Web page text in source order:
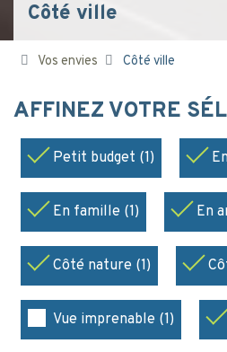
Côté ville
Vos envies Côté ville
AFFINEZ VOTRE
Petit budget (1)
En famille (1) En
Côté nature (1)
Vue imprenable (1)